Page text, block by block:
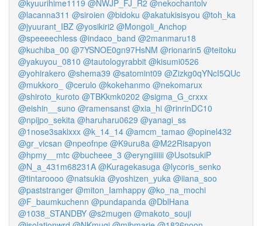
@kyuurihime1119 @NWJP_FJ_R2 @nekochantolv
@lacanna311 @siroien @bidoku @akatukisisyou @toh_ka
@jyuurant_IBZ @yosikiri2 @Mongoli_Anchop
@speeeechless @indaco_band @2manmaru18
@kuchiba_00 @7YSNOE0gn97HsNM @rionarin5 @teitoku
@yakuyou_0810 @tautologyrabbit @kisumi0526
@yohirakero @shema39 @satomint09 @Zizkg0qYNcI5QUc
@mukkoro_
@cerulo @kokehanmo @nekomarux
@shiroto_kuroto @TBKkmk0202 @sigma_G_crxxx
@eishin__suno @ramensanst @xia_hi @rinrinDC10
@npijpo_sekita @haruharu0629 @yanagi_ss
@1nose3sakixxx @k_14_14 @amcm_tamao @opinel432
@gr_vicsan @npeofnpe @K9uru8a @M22Risapyon
@hpmy__mtc @bucheee_3 @eryngiiiiii @UsotsukiP
@N_a_431m68231A @Kuragekasuga @lycoris_senko
@tintaroooo @natsukia @yoshizen_yuka @iiana_soo
@paststranger @miton_Iamhappy @ko_na_mochi
@F_baumkuchenn @pundapanda @DblHana
@1038_STANDBY @s2mugen @makoto_souji